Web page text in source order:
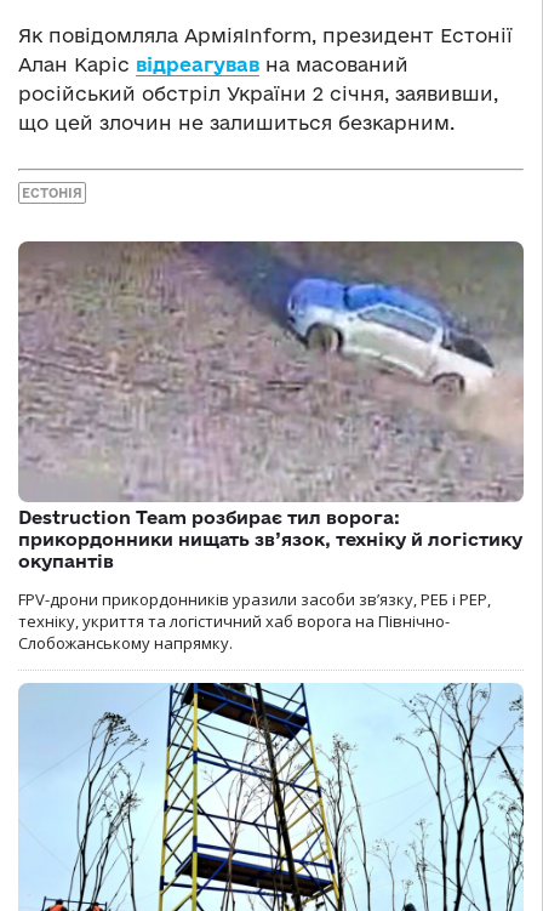
Як повідомляла АрміяInform, президент Естонії
Алан Каріс відреагував на масований
російський обстріл України 2 січня, заявивши,
що цей злочин не залишиться безкарним.
ЕСТОНІЯ
Destruction Team розбирає тил ворога:
прикордонники нищать зв’язок, техніку й логістику
окупантів
FPV-дрони прикордонників уразили засоби зв’язку, РЕБ і РЕР,
техніку, укриття та логістичний хаб ворога на Північно-
Слобожанському напрямку.